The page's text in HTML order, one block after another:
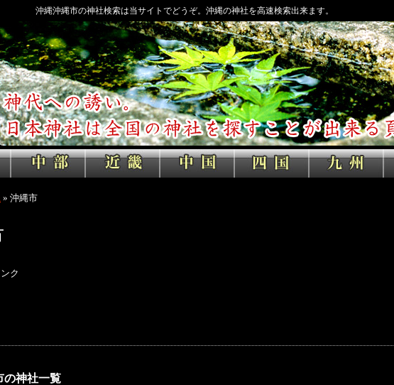
沖縄沖縄市の神社検索は当サイトでどうぞ。沖縄の神社を高速検索出来ます。
» 沖縄市
ク
の神社一覧